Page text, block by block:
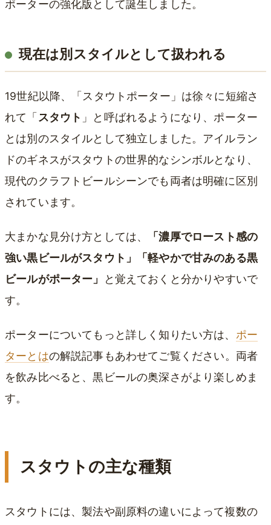
ポーターの強化版として誕生しました。
現在は別スタイルとして扱われる
19世紀以降、「スタウトポーター」は徐々に短縮さ
れて「 スタウト 」と呼ばれるようになり、ポーター
とは別のスタイルとして独立しました。アイルラン
ドのギネスがスタウトの世界的なシンボルとなり、
現代のクラフトビールシーンでも両者は明確に区別
されています。
大まかな見分け方としては、
「濃厚でロースト感の
強い黒ビールがスタウト」「軽やかで甘みのある黒
ビールがポーター」
と覚えておくと分かりやすいで
す。
ポーターについてもっと詳しく知りたい方は、 ポー
ターとはの解説記事もあわせてご覧ください。両者
を飲み比べると、黒ビールの奥深さがより楽しめま
す。
スタウトの主な種類
スタウトには、製法や副原料の違いによって複数の